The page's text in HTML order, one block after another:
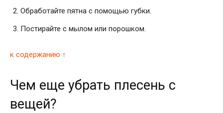
Обработайте пятна с помощью губки.
Постирайте с мылом или порошком.
к содержанию ↑
Чем еще убрать плесень с
вещей?